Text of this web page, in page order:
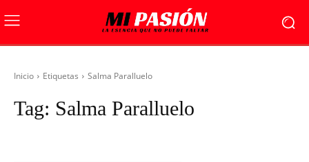
Inicio Etiquetas Salma Paralluelo
Tag: Salma Paralluelo